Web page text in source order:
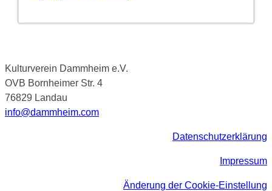
Kulturverein Dammheim e.V.
OVB Bornheimer Str. 4
76829 Landau
info@dammheim.com
Datenschutzerklärung
Impressum
Änderung der Cookie-Einstellung